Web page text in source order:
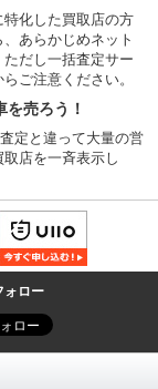
化した買取店の方
あらかじめネット
だし一括査定サー
ご注意ください。
売ろう！
定と違って大量の営
店を一斉表示し
ォロー